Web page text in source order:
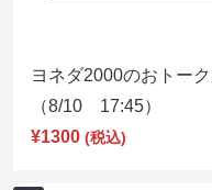
ヨネダ2000のおトー
（8/10 17:45）
¥1300 (税込)